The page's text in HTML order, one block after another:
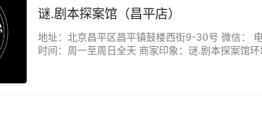
谜.剧本探案馆（昌平店）
地址：北京昌平区昌平镇鼓楼西街9-30号 微信：
时间：周一至周日全天 商家印象：谜.剧本探案馆